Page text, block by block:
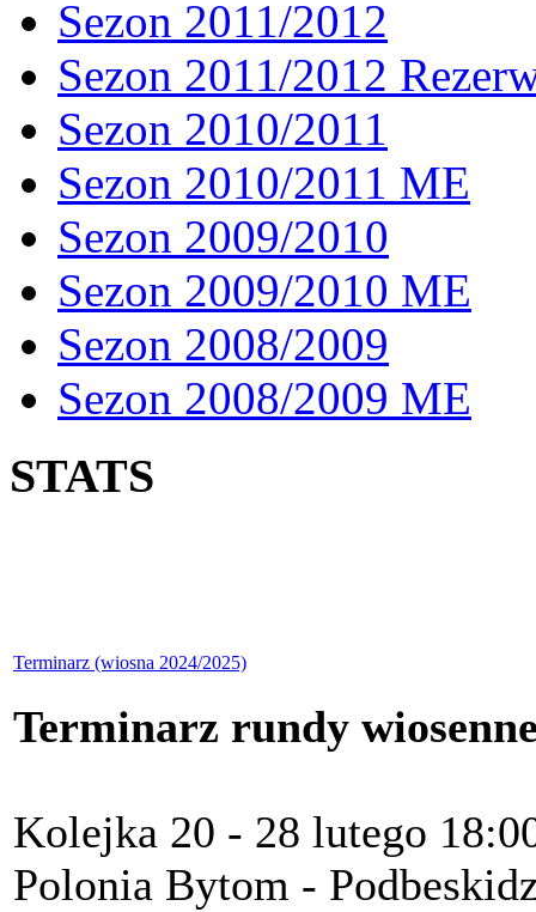
Sezon 2011/2012
Sezon 2011/2012
Sezon 2010/2011
Sezon 2010/2011 ME
Sezon 2009/2010
Sezon 2009/2010 ME
Sezon 2008/2009
Sezon 2008/2009 ME
STATS
Terminarz (wiosna 2024/2025)
Terminarz rundy
Kolejka 20 - 28 lutego
Polonia Bytom -